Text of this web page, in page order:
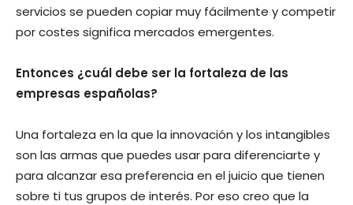
servicios se pueden copiar muy fácilmente y competir
por costes significa mercados emergentes.
Entonces ¿cuál debe ser la fortaleza de las
empresas españolas?
Una fortaleza en la que la innovación y los intangibles
son las armas que puedes usar para diferenciarte y
para alcanzar esa preferencia en el juicio que tienen
sobre ti tus grupos de interés. Por eso creo que la